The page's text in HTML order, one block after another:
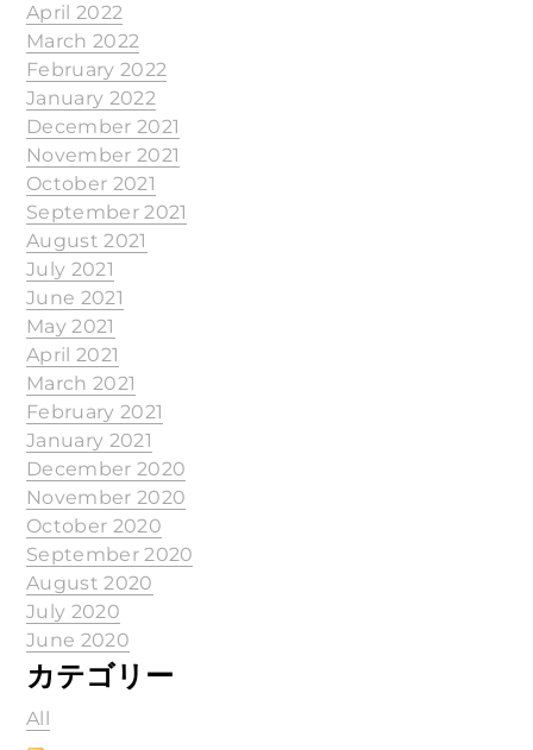
April 2022
March 2022
February 2022
January 2022
December 2021
November 2021
October 2021
September 2021
August 2021
July 2021
June 2021
May 2021
April 2021
March 2021
February 2021
January 2021
December 2020
November 2020
October 2020
September 2020
August 2020
July 2020
June 2020
カテゴリー
All